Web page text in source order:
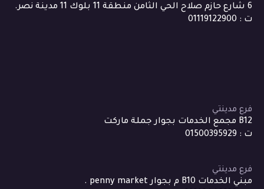
6 شارع حازم صلاح الحي الثامن منطقة 11 بلوك 11 مدينة نصر.
ت : 01119122900
فرع مدينتي
B12 مجمع الخدمات بجوار جملة ماركت
ت : 01500395929
فرع مدينتي
مبني الخدمات B10 م بجوار penny market .